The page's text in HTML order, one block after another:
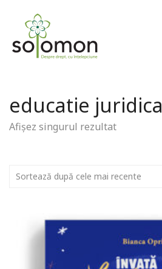
educatie juridica
Afișez singurul rezultat
Sortează după cele mai recente